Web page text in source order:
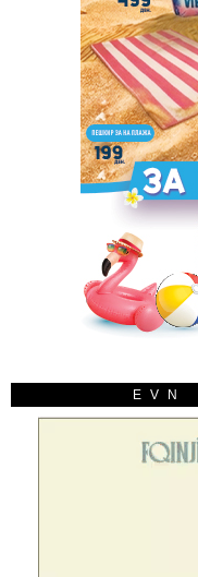
EVN